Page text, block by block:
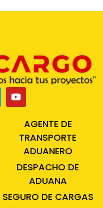
AGENTE DE
TRANSPORTE
ADUANERO
DESPACHO DE
ADUANA
SEGURO DE CARGAS